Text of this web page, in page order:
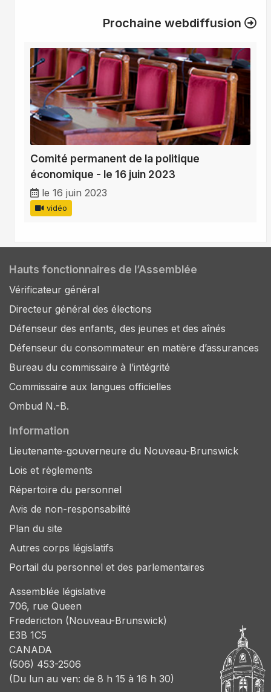
Prochaine webdiffusion
Comité permanent de la politique
économique - le 16 juin 2023
le 16 juin 2023
vidéo
Hauts fonctionnaires de l’Assemblée
Vérificateur général
Directeur général des élections
Défenseur des enfants, des jeunes et des aînés
Défenseur du consommateur en matière d’assurances
Bureau du commissaire à l’intégrité
Commissaire aux langues officielles
Ombud N.-B.
Information
Lieutenante-gouverneure du Nouveau-Brunswick
Lois et règlements
Répertoire du personnel
Avis de non-responsabilité
Plan du site
Autres corps législatifs
Portail du personnel et des parlementaires
Assemblée législative
706, rue Queen
Fredericton (Nouveau-Brunswick)
E3B 1C5
CANADA
(506) 453-2506
(Du lun au ven: de 8 h 15 à 16 h 30)